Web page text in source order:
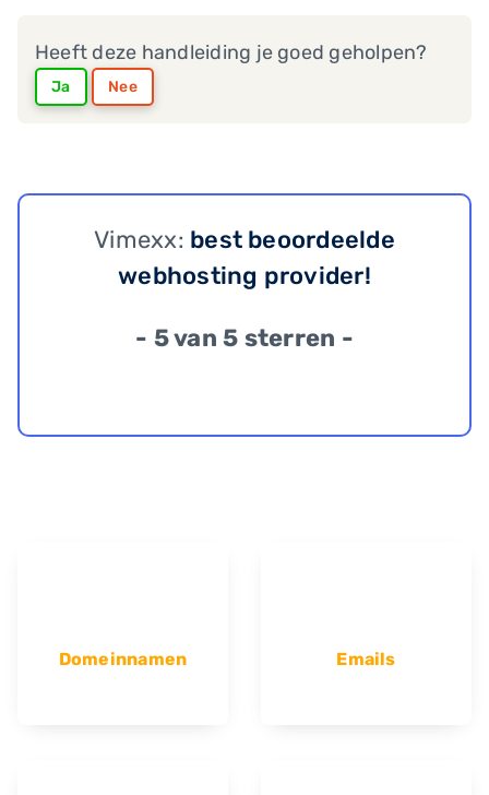
Heeft deze handleiding je goed geholpen?
Ja Nee
Vimexx: best beoordeelde
webhosting provider!
- 5 van 5 sterren -
Domeinnamen Emails